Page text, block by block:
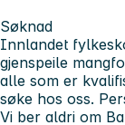
Søknad
Innlandet
gjenspeile
alle som er
søke hos oss.
Vi ber aldri om